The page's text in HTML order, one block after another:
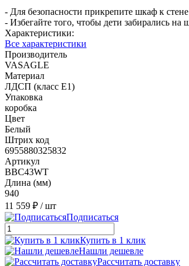
- Для безопасности прикрепите шкаф к
- Избегайте того, чтобы дети забирались
Характеристики:
Все характеристики
Производитель
VASAGLE
Материал
ЛДСП (класс Е1)
Упаковка
коробка
Цвет
Белый
Штрих код
6955880325832
Артикул
BBC43WT
Длина (мм)
940
11 559 ₽ / шт
Подписаться
Купить в 1 клик
Нашли дешевле
Рассчитать доставку